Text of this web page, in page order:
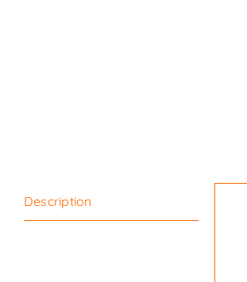
Description